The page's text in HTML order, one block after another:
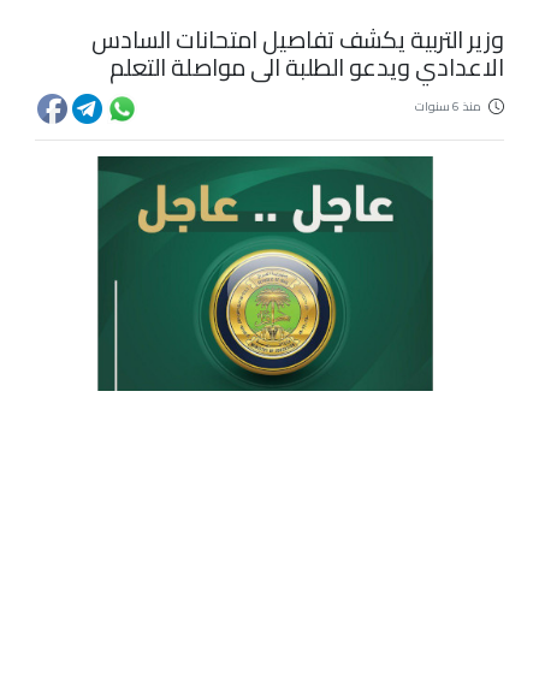
وزير التربية يكشف تفاصيل امتحانات السادس
الاعدادي ويدعو الطلبة الى مواصلة التعلم
منذ 6 سنوات